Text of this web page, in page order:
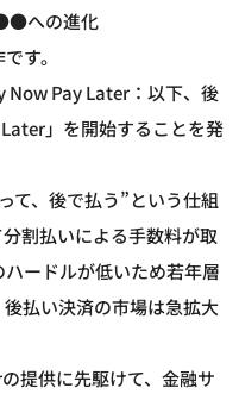
への進化
す。
Now Pay Later：以下、後
」を開始することを発
て、後で払う”という仕組
割払いによる手数料が取
ードルが低いため若年層
払い決済の市場は急拡大
提供に先駆けて、金融サ